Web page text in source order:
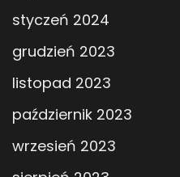
styczeń 2024
grudzień 2023
listopad 2023
październik 2023
wrzesień 2023